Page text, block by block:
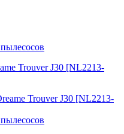
Trouver J30 [NL2213-